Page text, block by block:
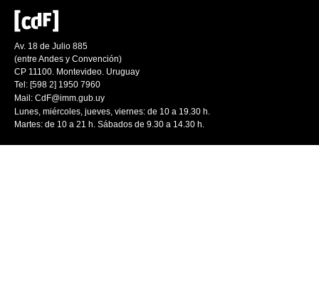
Av. 18 de Julio 885
(entre Andes y Convención)
CP 11100. Montevideo. Uruguay
Tel: [598 2] 1950 7960
Mail: CdF@imm.gub.uy
Lunes, miércoles, jueves, viernes: de 10 a 19.30 h.
Martes: de 10 a 21 h. Sábados de 9.30 a 14.30 h.